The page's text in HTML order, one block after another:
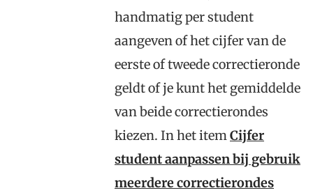
handmatig per student
aangeven of het cijfer van de
eerste of tweede correctieronde
geldt of je kunt het gemiddelde
van beide correctierondes
kiezen. In het itemCijfer
student aanpassen bij gebruik
meerdere correctierondes